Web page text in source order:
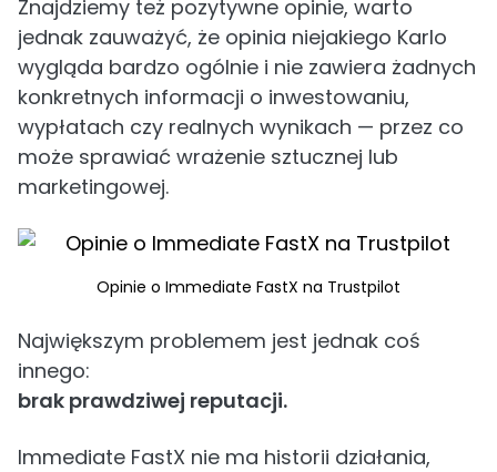
Znajdziemy też pozytywne opinie, warto
jednak zauważyć, że opinia niejakiego Karlo
wygląda bardzo ogólnie i nie zawiera żadnych
konkretnych informacji o inwestowaniu,
wypłatach czy realnych wynikach — przez co
może sprawiać wrażenie sztucznej lub
marketingowej.
Opinie o Immediate FastX na Trustpilot
Największym problemem jest jednak coś
innego:
brak prawdziwej reputacji.
Immediate FastX nie ma historii działania,